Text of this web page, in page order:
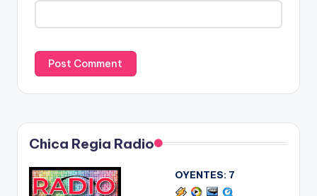
Chica Regia Radio
OYENTES: 7